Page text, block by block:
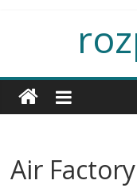
Air Factory